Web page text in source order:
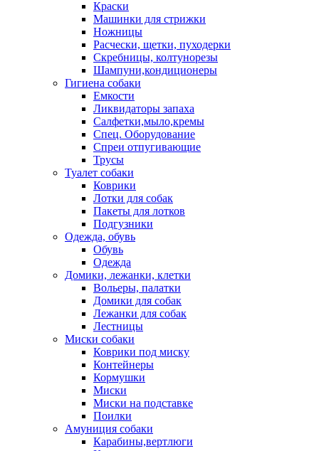
Краски
Машинки для стрижки
Ножницы
Расчески, щетки, пуходерки
Скребницы, колтунорезы
Шампуни,кондиционеры
Гигиена собаки
Емкости
Ликвидаторы запаха
Салфетки,мыло,кремы
Спец. Оборудование
Спреи отпугивающие
Трусы
Туалет собаки
Коврики
Лотки для собак
Пакеты для лотков
Подгузники
Одежда, обувь
Обувь
Одежда
Домики, лежанки, клетки
Вольеры, палатки
Домики для собак
Лежанки для собак
Лестницы
Миски собаки
Коврики под миску
Контейнеры
Кормушки
Миски
Миски на подставке
Поилки
Амуниция собаки
Карабины,вертлюги